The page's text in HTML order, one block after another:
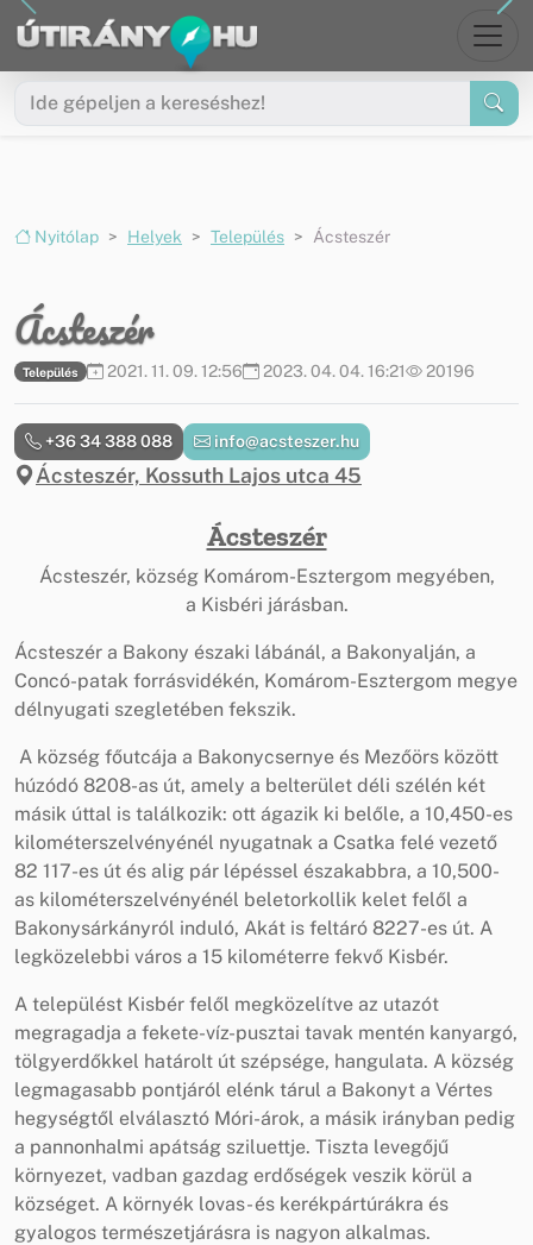
Ugrás a menüre
Ugrás a tartalomra
Nyitólap Helyek Település Ácsteszér
Ácsteszér
Település 2021. 11. 09. 12:56 2023. 04. 04. 16:21 20196
Ácsteszér, Kossuth Lajos utca 45
+36 34 388 088 info@acsteszer.hu
Ácsteszér
Ácsteszér, község Komárom-Esztergom megyében,
a Kisbéri járásban.
Ácsteszér a Bakony északi lábánál, a Bakonyalján, a
Concó-patak forrásvidékén, Komárom-Esztergom megye
délnyugati szegletében fekszik.
A község főutcája a Bakonycsernye és Mezőörs között
húzódó 8208-as út, amely a belterület déli szélén két
másik úttal is találkozik: ott ágazik ki belőle, a 10,450-es
kilométerszelvényénél nyugatnak a Csatka felé vezető
82 117-es út és alig pár lépéssel északabbra, a 10,500-
as kilométerszelvényénél beletorkollik kelet felől a
Bakonysárkányról induló, Akát is feltáró 8227-es út. A
legközelebbi város a 15 kilométerre fekvő Kisbér.
A települést Kisbér felől megközelítve az utazót
megragadja a fekete-víz-pusztai tavak mentén kanyargó,
tölgyerdőkkel határolt út szépsége, hangulata. A község
legmagasabb pontjáról elénk tárul a Bakonyt a Vértes
hegységtől elválasztó Móri-árok, a másik irányban pedig
a pannonhalmi apátság sziluettje. Tiszta levegőjű
környezet, vadban gazdag erdőségek veszik körül a
községet. A környék lovas- és kerékpártúrákra és
gyalogos természetjárásra is nagyon alkalmas.